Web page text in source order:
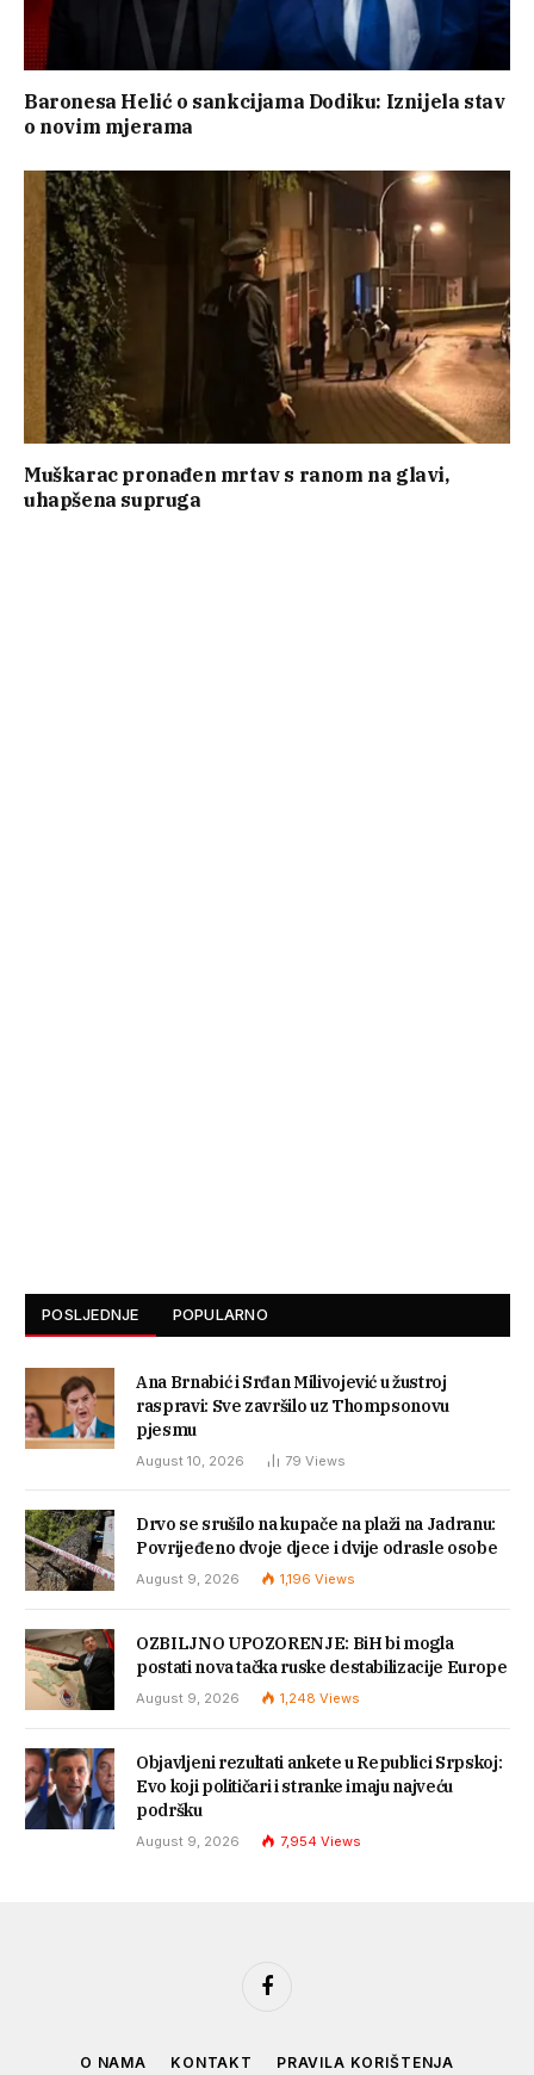
Baronesa Helić o sankcijama Dodiku: Iznijela stav
o novim mjerama
Muškarac pronađen mrtav s ranom na glavi,
uhapšena supruga
POSLJEDNJE POPULARNO
Ana Brnabić i Srđan Milivojević u žustroj
raspravi: Sve završilo uz Thompsonovu
pjesmu
August 10, 2026 79 Views
Drvo se srušilo na kupače na plaži na Jadranu:
Povrijeđeno dvoje djece i dvije odrasle osobe
August 9, 2026 1,196 Views
OZBILJNO UPOZORENJE: BiH bi mogla
postati nova tačka ruske destabilizacije Europe
August 9, 2026 1,248 Views
Objavljeni rezultati ankete u Republici Srpskoj:
Evo koji političari i stranke imaju najveću
podršku
August 9, 2026 7,954 Views
Facebook
O NAMA KONTAKT PRAVILA KORIŠTENJA